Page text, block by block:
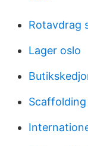
Rotavdrag
Lager oslo